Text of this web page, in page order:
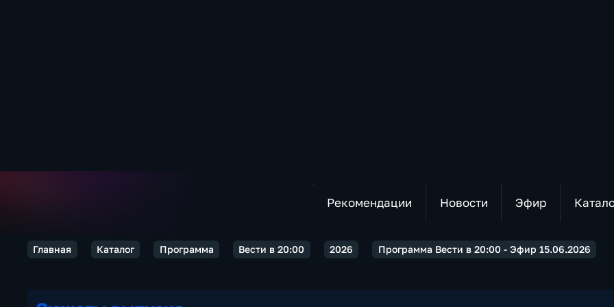
Рекомендации Новости Эфир
Главная Каталог Программа Вести в 20:00 2026 Программа Вести в 20:00 - Эфир 15.06.2026